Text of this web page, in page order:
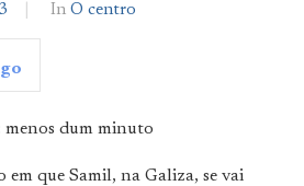
By
In O centro
menos dum minuto
em que Samil, na Galiza, se vai